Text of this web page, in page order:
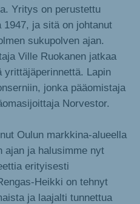
Yritys on perustettu
1947, ja sitä on johtanut
sukupolven ajan.
Ville Ruokanen jatkaa
yrittäjäperinnettä. Lapin
jonka pääomistaja
Norvestor.
Oulun markkina-alueella
ajan ja halusimme nyt
erityisesti
Heikki on tehnyt
ja laajalti tunnettua